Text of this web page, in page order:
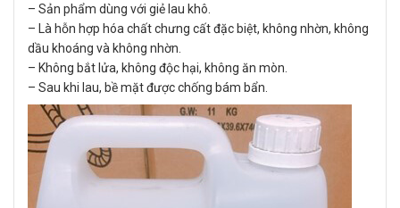
– Sản phẩm dùng với giẻ lau khô.
– Là hỗn hợp hóa chất chưng cất đặc biệt, không nhờn, không
dầu khoáng và không nhờn.
– Không bắt lửa, không độc hại, không ăn mòn.
– Sau khi lau, bề mặt được chống bám bẩn.